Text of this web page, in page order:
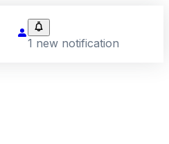
1 new notification